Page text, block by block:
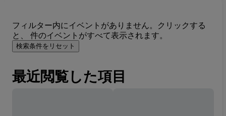
フィルター内にイベントがありません。クリックする
と、 件のイベントがすべて表示されます。
検索条件をリセット
最近閲覧した項目